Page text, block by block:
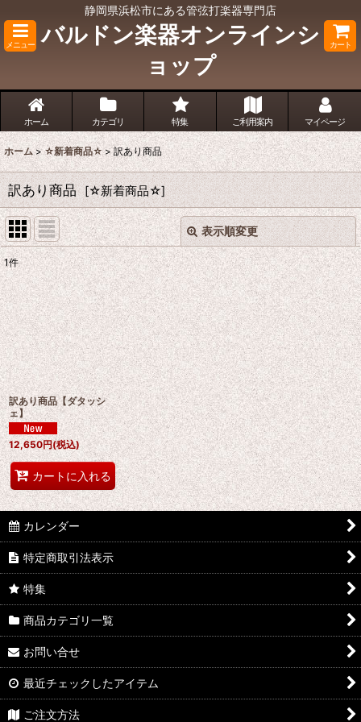
静岡県浜松市にある管弦打楽器専門店
メニュー
バルドン楽器オンラインシ
ョップ
カート
ホーム カテゴリ 特集 ご利用案内 マイページ
ホーム > ☆新着商品☆ > 訳あり商品
訳あり商品 [☆新着商品☆]
表示順変更
表示数:
並び順:
絞り込む
閉じる
1件
訳あり商品【ダタッシ
ェ】
12,650円(税込)
カートに入れる
カレンダー
特定商取引法表示
特集
商品カテゴリ一覧
お問い合せ
最近チェックしたアイテム
ご注文方法